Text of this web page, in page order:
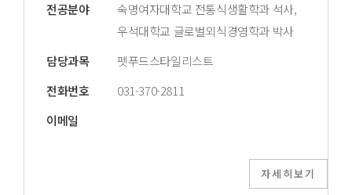
전공분야
숙명여자대학교 전통식생활학과 석사,
우석대학교 글로벌외식경영학과 박사
담당과목
펫푸드스타일리스트
전화번호
031-370-2811
이메일
자세히보기